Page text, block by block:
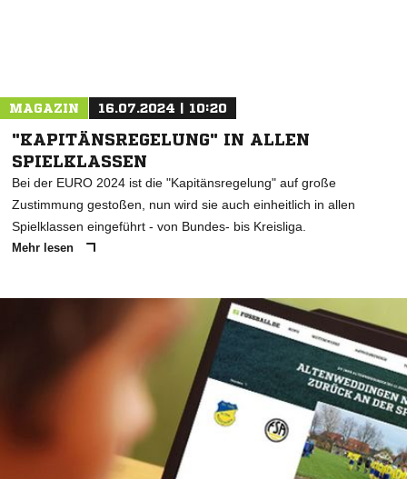
MAGAZIN 16.07.2024 | 10:20
"KAPITÄNSREGELUNG" IN ALLEN
SPIELKLASSEN
Bei der EURO 2024 ist die "Kapitänsregelung" auf große
Zustimmung gestoßen, nun wird sie auch einheitlich in allen
Spielklassen eingeführt - von Bundes- bis Kreisliga.
Mehr lesen